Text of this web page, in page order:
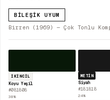
BILEŞIK UYUM
Birren (1969) — Çok Tonlu
İKINCIL
Koyu Yeşil
#081808
38%
METIN
Siyah
#181818
24%